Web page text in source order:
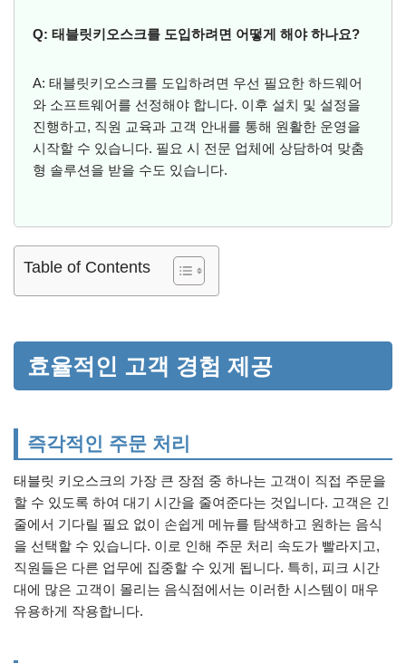
Q: 태블릿키오스크를 도입하려면 어떻게 해야 하나요?
A: 태블릿키오스크를 도입하려면 우선 필요한 하드웨어
와 소프트웨어를 선정해야 합니다. 이후 설치 및 설정을
진행하고, 직원 교육과 고객 안내를 통해 원활한 운영을
시작할 수 있습니다. 필요 시 전문 업체에 상담하여 맞춤
형 솔루션을 받을 수도 있습니다.
Table of Contents
효율적인 고객 경험 제공
즉각적인 주문 처리
태블릿 키오스크의 가장 큰 장점 중 하나는 고객이 직접 주문을
할 수 있도록 하여 대기 시간을 줄여준다는 것입니다. 고객은 긴
줄에서 기다릴 필요 없이 손쉽게 메뉴를 탐색하고 원하는 음식
을 선택할 수 있습니다. 이로 인해 주문 처리 속도가 빨라지고,
직원들은 다른 업무에 집중할 수 있게 됩니다. 특히, 피크 시간
대에 많은 고객이 몰리는 음식점에서는 이러한 시스템이 매우
유용하게 작용합니다.